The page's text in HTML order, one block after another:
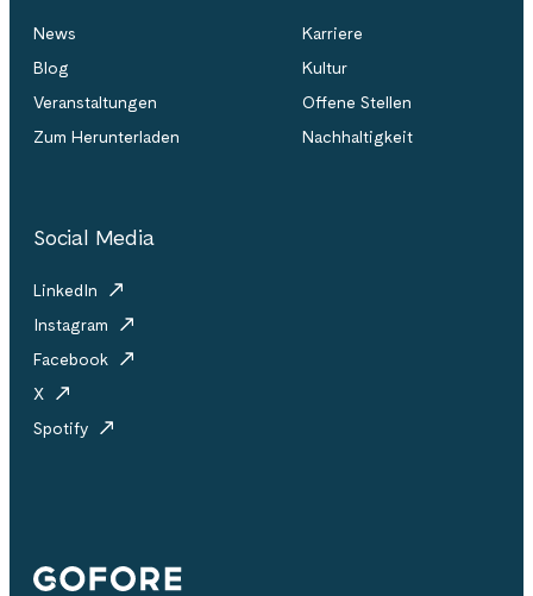
News
Blog
Veranstaltungen
Zum Herunterladen
Karriere
Kultur
Offene Stellen
Nachhaltigkeit
Social Media
LinkedIn
Instagram
Facebook
X
Spotify
Gofore